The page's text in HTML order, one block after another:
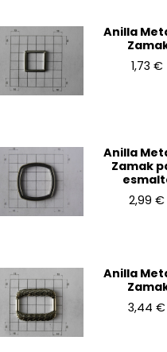
Anilla
1,73 €
Anilla
Zamak
2,99 €
Anilla
3,44 €